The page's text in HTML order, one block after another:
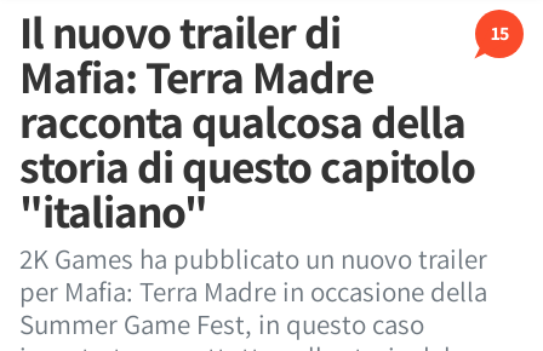
15
Il nuovo trailer di
Mafia: Terra Madre
racconta qualcosa della
storia di questo capitolo
"italiano"
2K Games ha pubblicato un nuovo trailer
per Mafia: Terra Madre in occasione della
Summer Game Fest, in questo caso